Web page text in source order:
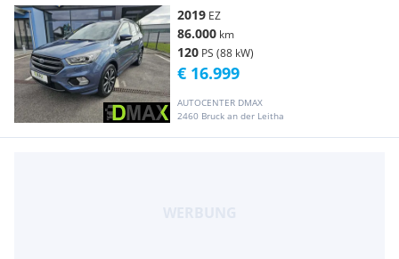
2019 EZ
86.000 km
120 PS (88 kW)
AUTOCENTER DMAX
2460 Bruck an der Leitha
€ 16.999